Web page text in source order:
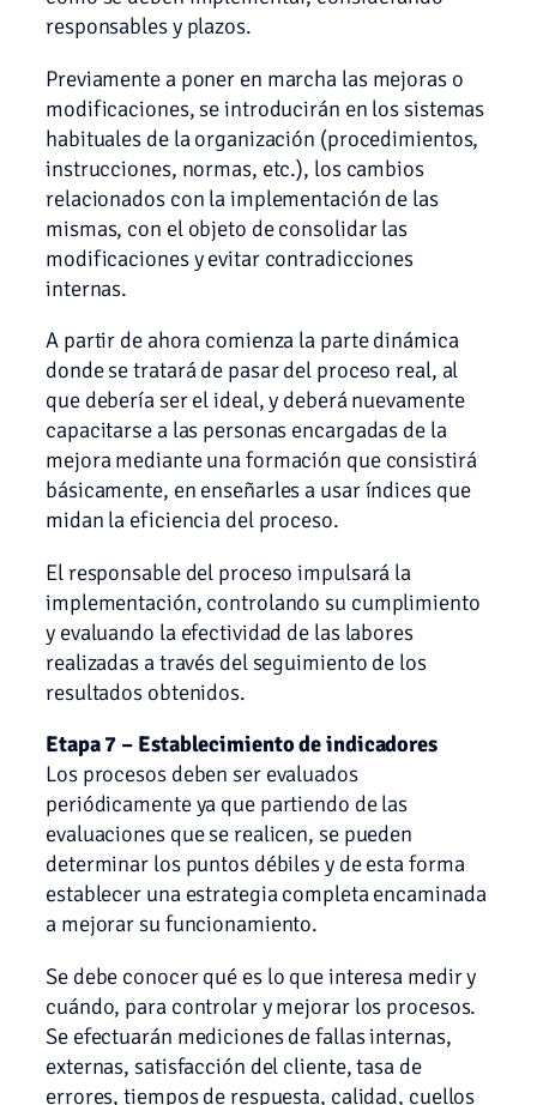
responsables y plazos.
Previamente a poner en marcha las mejoras o
modificaciones, se introducirán en los sistemas
habituales de la organización (procedimientos,
instrucciones, normas, etc.), los cambios
relacionados con la implementación de las
mismas, con el objeto de consolidar las
modificaciones y evitar contradicciones
internas.
A partir de ahora comienza la parte dinámica
donde se tratará de pasar del proceso real, al
que debería ser el ideal, y deberá nuevamente
capacitarse a las personas encargadas de la
mejora mediante una formación que consistirá
básicamente, en enseñarles a usar índices que
midan la eficiencia del proceso.
El responsable del proceso impulsará la
implementación, controlando su cumplimiento
y evaluando la efectividad de las labores
realizadas a través del seguimiento de los
resultados obtenidos.
Etapa 7 – Establecimiento de indicadores
Los procesos deben ser evaluados
periódicamente ya que partiendo de las
evaluaciones que se realicen, se pueden
determinar los puntos débiles y de esta forma
establecer una estrategia completa encaminada
a mejorar su funcionamiento.
Se debe conocer qué es lo que interesa medir y
cuándo, para controlar y mejorar los procesos.
Se efectuarán mediciones de fallas internas,
externas, satisfacción del cliente, tasa de
errores, tiempos de respuesta, calidad, cuellos